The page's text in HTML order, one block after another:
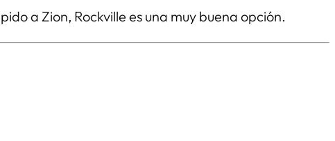
a Zion, Rockville es una muy buena opción.